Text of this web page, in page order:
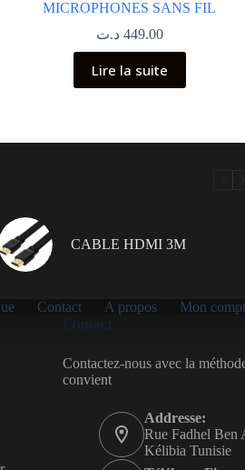
MICROPHONES SANS FIL
449.00 د.ت
Lire la suite
CABLE HDMI 3M
Contact A propos
Mon
Contact
Contactez-nous avec la
convient
Addresse:
Rue Fadhel Ben
Kélibia Tunisie